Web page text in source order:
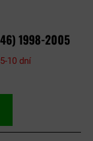
1998-2005
10 dní